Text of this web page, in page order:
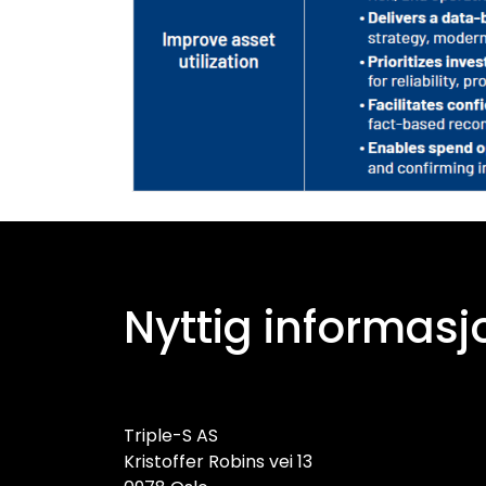
Nyttig
Triple-S AS
Kristoffer Robins vei 13